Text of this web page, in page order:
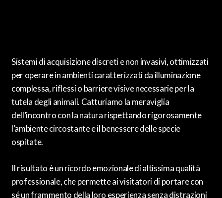
Sistemi di acquisizione discreti e non invasivi, ottimizzati
per operare in ambienti caratterizzati da illuminazione
complessa, riflessi o barriere visive necessarie per la
tutela degli animali. Catturiamo la meraviglia
dell’incontro con la natura rispettando rigorosamente
l’ambiente circostante e il benessere delle specie
ospitate.
Il risultato è un ricordo emozionale di altissima qualità
professionale, che permette ai visitatori di portare con
sé un frammento della loro esperienza senza distrazioni